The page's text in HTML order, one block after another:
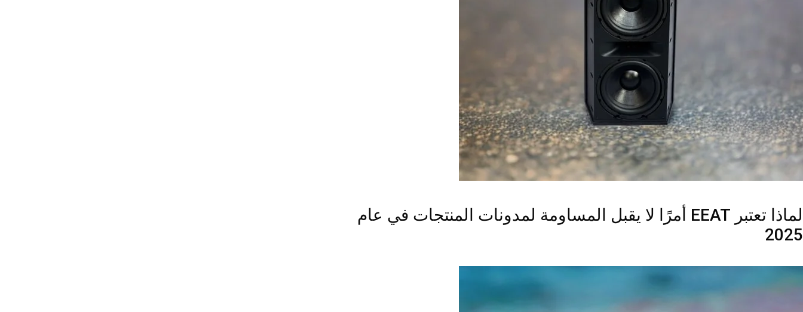
لماذا تعتبر EEAT أمرًا لا يقبل المساومة لمدونات المنتجات في عام
2025